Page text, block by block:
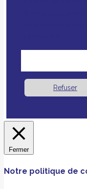
Refuser
Fermer
Notre politique de